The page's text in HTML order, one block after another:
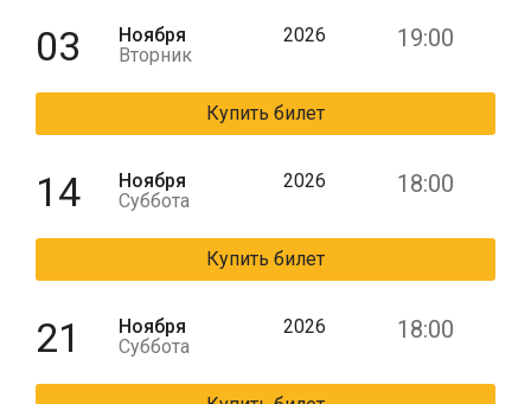
03
Ноября
Вторник
2026 19:00
Купить билет
14
Ноября
Суббота
2026 18:00
Купить билет
21
Ноября
Суббота
2026 18:00